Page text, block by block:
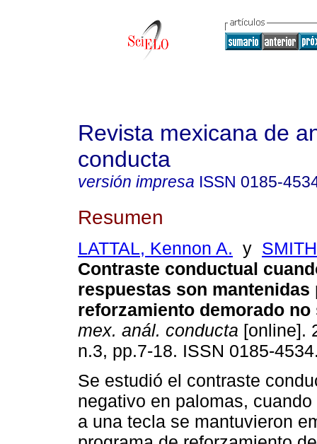
Revista mexicana de
conducta
versión impresa ISSN 0185-
Resumen
LATTAL, Kennon A. y
Contraste conductual
respuestas son mantenidas
reforzamiento demorado no
mex. anál. conducta [online].
n.3, pp.7-18. ISSN 0185-
Se estudió el contraste
negativo en palomas,
a una tecla se mantuvieron